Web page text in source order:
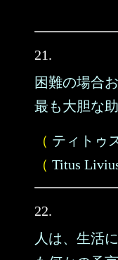
21.
困難の場合
最も大胆な
（ ティトゥ
（ Titus
22.
人は、生活